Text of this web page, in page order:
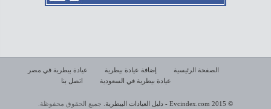
الصفحة الرئيسية إضافة عيادة بيطرية
عيادة بيطرية في مصر
عيادة بيطرية في السعودية
اتصل بنا
© 2015 Evcindex.com - دليل العيادات البيطرية. جميع الحقوق محفوظة.